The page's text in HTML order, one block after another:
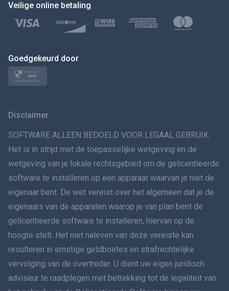
Türkçe
Polski
日本
VERSPREIDINGทย
Dansk
हिंदी
עברית
Română
Veilige online betaling
Goedgekeurd door
Disclaimer
SOFTWARE ALLEEN BEDOELD VOOR LEGAAL GEBRUIK.
Het is in strijd met de toepasselijke wetgeving en de
wetgeving van je lokale rechtsgebied om de gelicentieerde
software te installeren op een apparaat waarvan je niet de
eigenaar bent. De wet vereist over het algemeen dat je de
eigenaars van de apparaten waarop je van plan bent de
gelicentieerde software te installeren, hiervan op de
hoogte stelt. Het niet naleven van deze vereiste kan
resulteren in ernstige geldboetes en strafrechtelijke
vervolging van de overtreder. U dient uw eigen juridisch
adviseur te raadplegen met betrekking tot de legaliteit van